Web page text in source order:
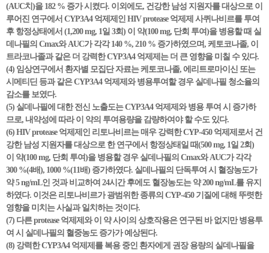
(AUC치)을 182 % 증가 시켰다. 이외에도, 건강한 남성 지원자를 대상으로 이
루어진 연구에서 CYP3A4 억제제인 HIV protease 억제제 사퀴나비르를 투여
후 항정상태에서 (1,200 mg, 1일 3회) 이 약(100 mg, 단회 투여)을 병용할 때 실
데나필의 Cmax와 AUC가 각각 140 %, 210 % 증가하였으며, 케토코나졸, 이
트라코나졸과 같은 더 강력한 CYP3A4 억제제는 더 큰 영향을 미칠 수 있다.
(4) 임상연구에서 환자별 모집단 자료는 케토코나졸, 에리트로마이신 또는
시메티딘 등과 같은 CYP3A4 억제제와 병용투여할 경우 실데나필 청소율의
감소를 보였다.
(5) 실데나필에 대한 전신 노출도는 CYP3A4 억제제와 병용 투여 시 증가하
므로, 내약성에 따라 이 약의 투여용량을 감량하여야 할 수도 있다.
(6) HIV protease 억제제인 리토나비르는 매우 강력한 CYP-450 억제제로서 건
강한 남성 지원자를 대상으로 한 연구에서 항정상태일 때(500 mg, 1일 2회)
이 약(100 mg, 단회 투여)을 병용할 경우 실데나필의 Cmax와 AUC가 각각
300 %(4배), 1000 %(11배) 증가하였다. 실데나필의 단독투여 시 혈장농도가
약 5 ng/mL인 것과 비교하여 24시간 후에도 혈장농도는 약 200 ng/mL를 유지
하였다. 이것은 리토나비르가 광범위한 종류의 CYP-450 기질에 대해 뚜렷한
영향을 미치는 사실과 일치하는 것이다.
(7) 다른 protease 억제제와 이 약 사이의 상호작용은 연구된 바 없지만 병용투
여 시 실데나필의 혈중농도 증가가 예상된다.
(8) 강력한 CYP3A4 억제제를 복용 중인 환자에게 권장 용량의 실데나필을